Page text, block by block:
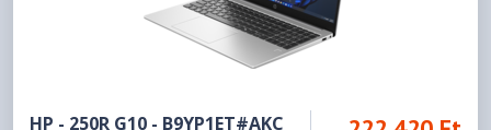
HP - 250R G10 - B9YP1ET#AKC